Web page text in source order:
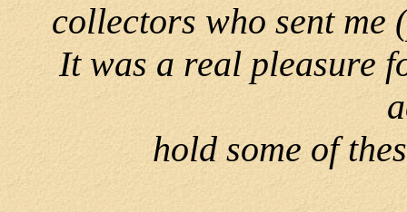
collectors who sent me
It was a real pleasure
hold some of